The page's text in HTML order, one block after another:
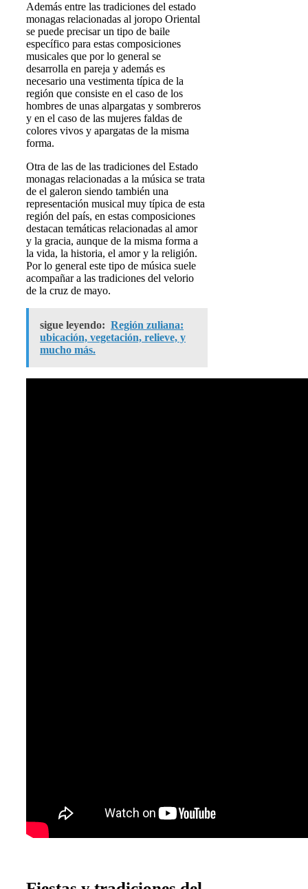
Además entre las tradiciones del estado
monagas relacionadas al joropo Oriental
se puede precisar un tipo de baile
específico para estas composiciones
musicales que por lo general se
desarrolla en pareja y además es
necesario una vestimenta típica de la
región que consiste en el caso de los
hombres de unas alpargatas y sombreros
y en el caso de las mujeres faldas de
colores vivos y apargatas de la misma
forma.
Otra de las de las tradiciones del Estado
monagas relacionadas a la música se trata
de el galeron siendo también una
representación musical muy típica de esta
región del país, en estas composiciones
destacan temáticas relacionadas al amor
y la gracia, aunque de la misma forma a
la vida, la historia, el amor y la religión.
Por lo general este tipo de música suele
acompañar a las tradiciones del velorio
de la cruz de mayo.
sigue leyendo: Región zuliana:
ubicación, vegetación, relieve, y
mucho más.